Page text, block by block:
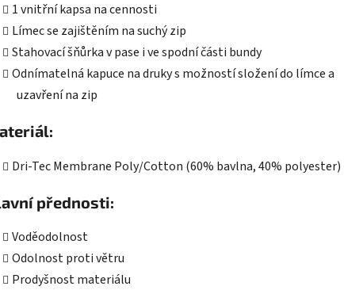
1 vnitřní kapsa na cennosti
Límec se zajištěním na suchý zip
Stahovací šňůrka v pase i ve spodní části bundy
Odnímatelná kapuce na druky s možností složení do límce a
uzavření na zip
Dri-Tec Membrane Poly/Cotton (60% bavlna, 40% polyester)
přednosti:
Voděodolnost
Odolnost proti větru
Prodyšnost materiálu